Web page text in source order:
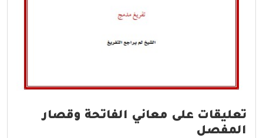
تعليقات على معاني الفاتحة وقصار
المفصل